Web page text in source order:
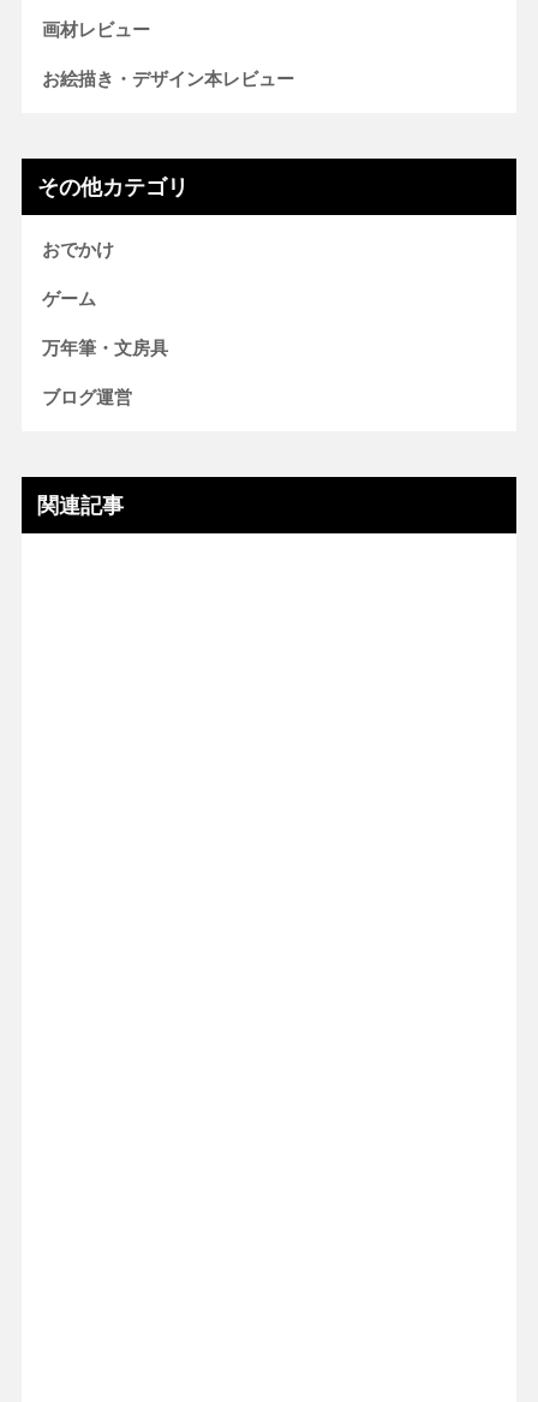
画材レビュー
お絵描き・デザイン本レビュー
その他カテゴリ
おでかけ
ゲーム
万年筆・文房具
ブログ運営
関連記事